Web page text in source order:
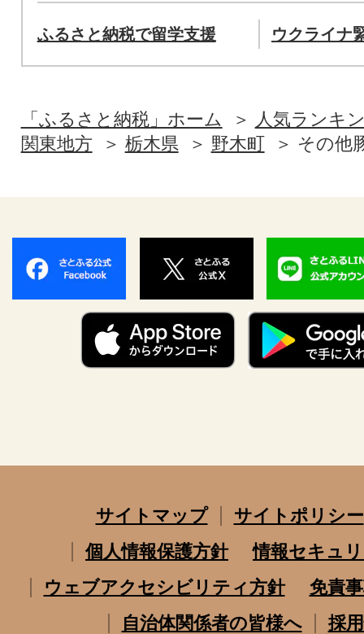
ふるさと納税で留学支援 ウクライナ
「ふるさと納税」ホーム
人気ランキ
関東地方
栃木県 野木町 その他
サイトマップ
サイトポリシー
個人情報保護方針
情報セキュ
ウェブアクセシビリティ方針
免責
自治体関係者の皆様へ
採